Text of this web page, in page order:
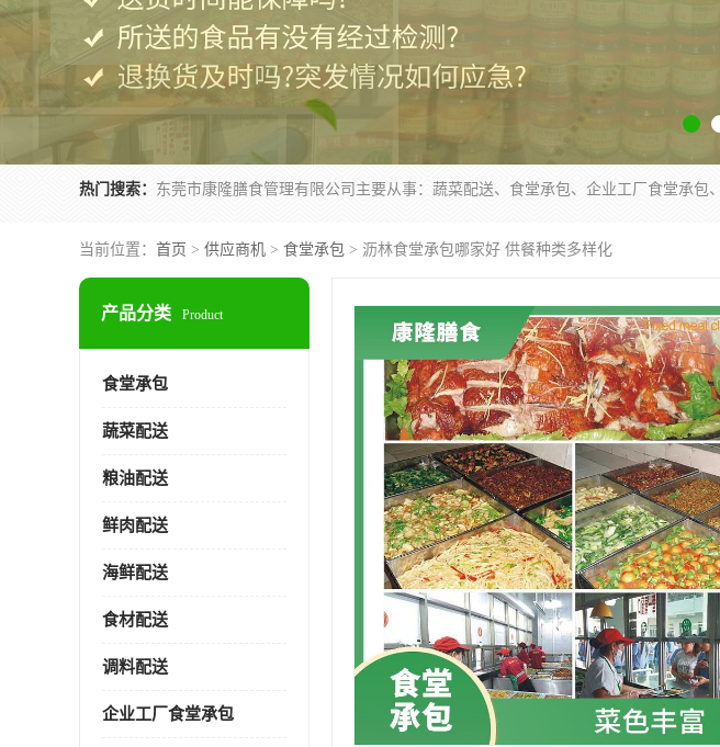
热门搜索：
当前位置： 首页 > 供应商机 > 食堂承包 > 沥林食堂承包哪家好 供餐种类多样化
产品分类 Product
食堂承包
蔬菜配送
粮油配送
鲜肉配送
海鲜配送
食材配送
调料配送
企业工厂食堂承包